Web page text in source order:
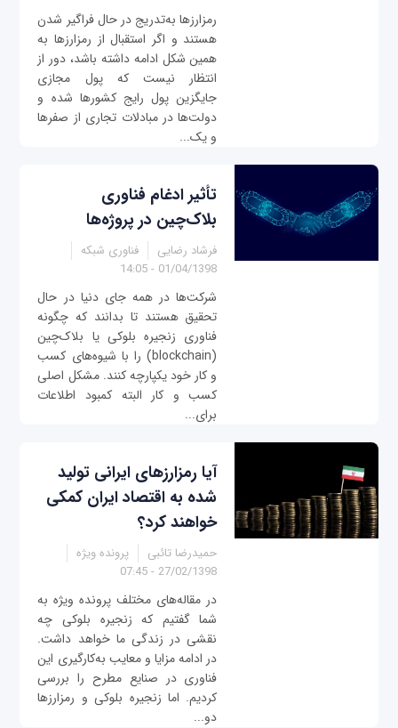
رمزارزها به‌تدریج در حال فراگیر شدن
هستند و اگر استقبال از رمزارزها به
همین شکل ادامه داشته باشد، دور از
انتظار نیست که پول مجازی
جایگزین پول رایج کشورها شده و
دولت‌ها در مبادلات تجاری از صفرها
و یک‌...
تأثیر ادغام فناوری
بلاک‌چین در پروژه‌ها
فرشاد رضایی
فناوری شبکه
01/04/1398 - 14:05
شرکت‌ها در همه جای دنیا در حال
تحقیق هستند تا بدانند که چگونه
فناوری زنجیره بلوکی یا بلاک‌چین
(blockchain) را با شیوه‌های کسب
و کار خود یکپارچه کنند. مشکل اصلی
کسب و کار البته کمبود اطلاعات
برای...
آیا رمزارزهای ایرانی تولید
شده به اقتصاد ایران کمکی
خواهند کرد؟
حمیدرضا تائبی
پرونده ویژه
27/02/1398 - 07:45
در مقاله‌های مختلف پرونده ویژه به
شما گفتیم که زنجیره بلوکی چه
نقشی در زندگی ما خواهد داشت.
در ادامه مزایا و معایب به‌کارگیری این
فناوری در صنایع مطرح را بررسی
کردیم. اما زنجیره بلوکی و رمزارزها
دو...